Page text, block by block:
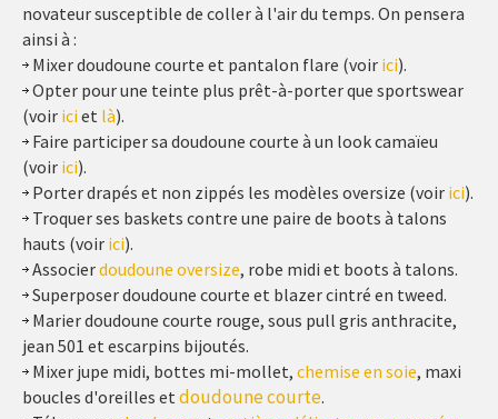
novateur susceptible de coller à l'air du temps. On pensera
ainsi à :
Mixer doudoune courte et pantalon flare (voir ici).
Opter pour une teinte plus prêt-à-porter que sportswear
(voir ici et là).
Faire participer sa doudoune courte à un look camaïeu
(voir ici).
Porter drapés et non zippés les modèles oversize (voir ici).
Troquer ses baskets contre une paire de boots à talons
hauts (voir ici).
Associerdoudoune oversize, robe midi et boots à talons.
Superposer doudoune courte et blazer cintré en tweed.
Marier doudoune courte rouge, sous pull gris anthracite,
jean 501 et escarpins bijoutés.
Mixer jupe midi, bottes mi-mollet, chemise en soie, maxi
boucles d'oreilles et doudoune courte.